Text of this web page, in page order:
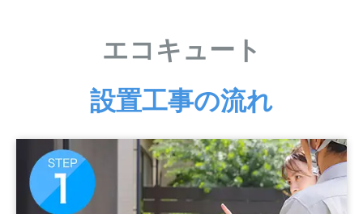
エコキュート
設置工事の流れ